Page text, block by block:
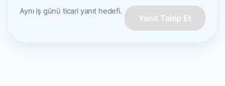
Aynı iş günü ticari yanıt hedefi.
Yanıt Talep Et